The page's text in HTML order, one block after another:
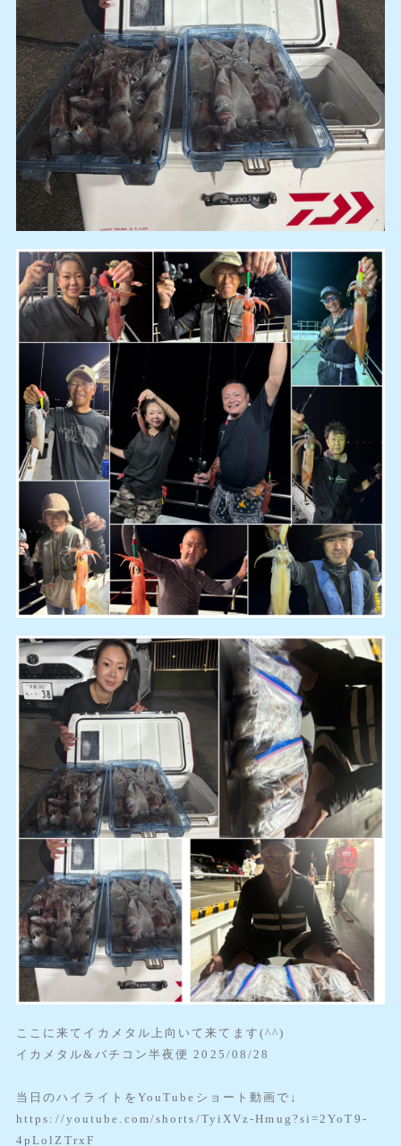
ここに来てイカメタル上向いて来てます(^^)
イカメタル&バチコン半夜便 2025/08/28
当日のハイライトをYouTubeショート動画で↓
https://youtube.com/shorts/TyiXVz-Hmug?si=2YoT9-
4pLolZTrxF